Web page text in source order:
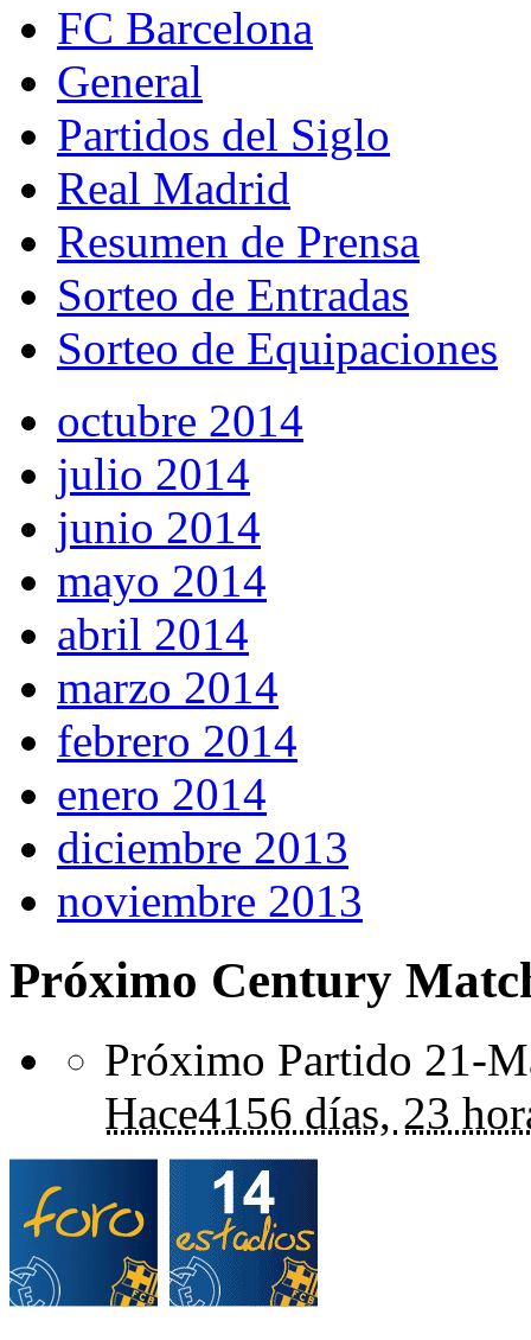
FC Barcelona
General
Partidos del Siglo
Real Madrid
Resumen de Prensa
Sorteo de Entradas
Sorteo de Equipaciones
octubre 2014
julio 2014
junio 2014
mayo 2014
abril 2014
marzo 2014
febrero 2014
enero 2014
diciembre 2013
noviembre 2013
Próximo Century
Próximo Partido 21-
Hace4156 días, 23